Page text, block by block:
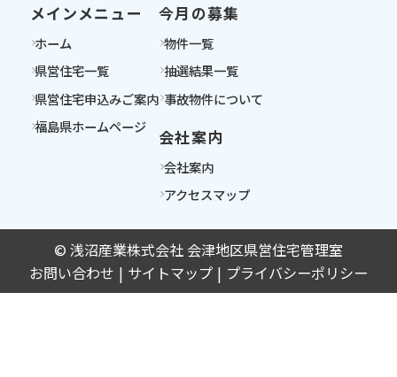
メインメニュー
ホーム
県営住宅一覧
県営住宅申込みご案内
福島県ホームページ
今月の募集
物件一覧
抽選結果一覧
事故物件について
会社案内
会社案内
アクセスマップ
© 浅沼産業株式会社 会津地区県営住宅管理室
お問い合わせ
サイトマップ プライバシーポリシー